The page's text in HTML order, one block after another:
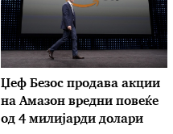
Џеф Безос продава акции
на Амазон вредни повеќе
од 4 милијарди долари